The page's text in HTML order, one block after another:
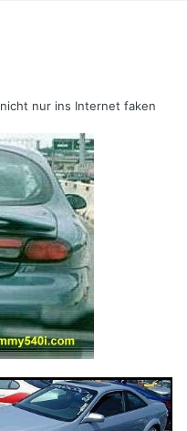
nur ins Internet faken